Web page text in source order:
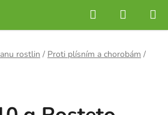
Hledat
KOŠÍK
rostlin / Proti plísním a chorobám /